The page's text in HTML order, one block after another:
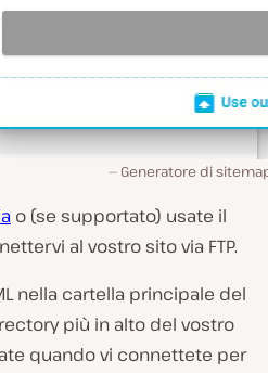
Generatore di
o (se supportato) usate il
al vostro sito via FTP.
nella cartella principale del
più in alto del vostro
quando vi connettete per